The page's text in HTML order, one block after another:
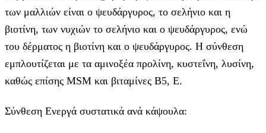
των μαλλιών είναι ο ψευδάργυρος, το σελήνιο και η
βιοτίνη, των νυχιών το σελήνιο και ο ψευδάργυρος, ενώ
του δέρματος η βιοτίνη και ο ψευδάργυρος. Η σύνθεση
εμπλουτίζεται με τα αμινοξέα προλίνη, κυστεΐνη, λυσίνη,
καθώς επίσης MSM και βιταμίνες B5, Ε.
Σύνθεση Ενεργά συστατικά ανά κάψουλα: